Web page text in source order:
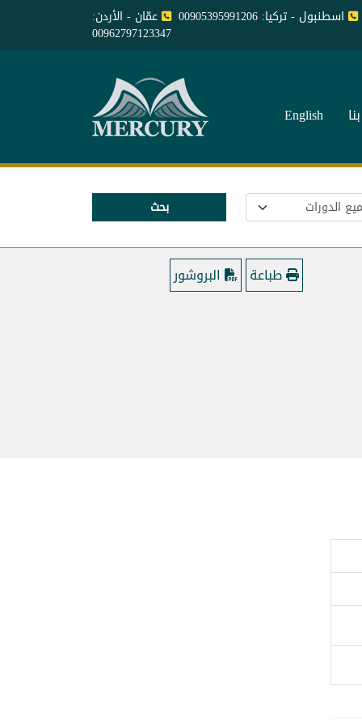
اسطنبول - تركيا: 00905395991206 عمّان - الأردن:
00962797123347
English
بحث
طباعة البروشور